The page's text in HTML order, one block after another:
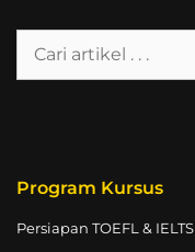
Program Kursus
Persiapan TOEFL & IELTS